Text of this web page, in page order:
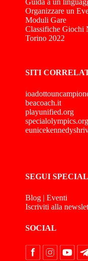
Guida a un
Organizzare un
Moduli Gare
Classifiche Giochi
Torino 2022
SITI
beacoach.it
playunified.org
specialolympics.org
SEGUI
Blog | Eventi
Iscriviti alla
SOCIAL